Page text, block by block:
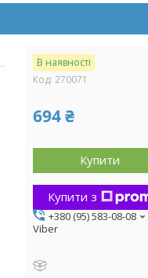
В наявності
Код: 270071
694 ₴
Купити
Купити з
+380 (95) 583-08-08
Viber